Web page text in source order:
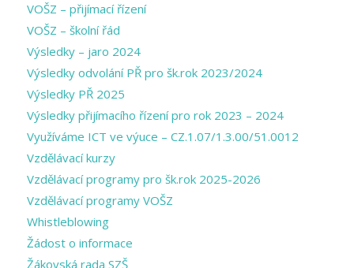
VOŠZ – přijímací řízení
VOŠZ – školní řád
Výsledky – jaro 2024
Výsledky odvolání PŘ pro šk.rok 2023/2024
Výsledky PŘ 2025
Výsledky přijímacího řízení pro rok 2023 – 2024
Využíváme ICT ve výuce – CZ.1.07/1.3.00/51.0012
Vzdělávací kurzy
Vzdělávací programy pro šk.rok 2025-2026
Vzdělávací programy VOŠZ
Whistleblowing
Žádost o informace
Žákovská rada SZŠ